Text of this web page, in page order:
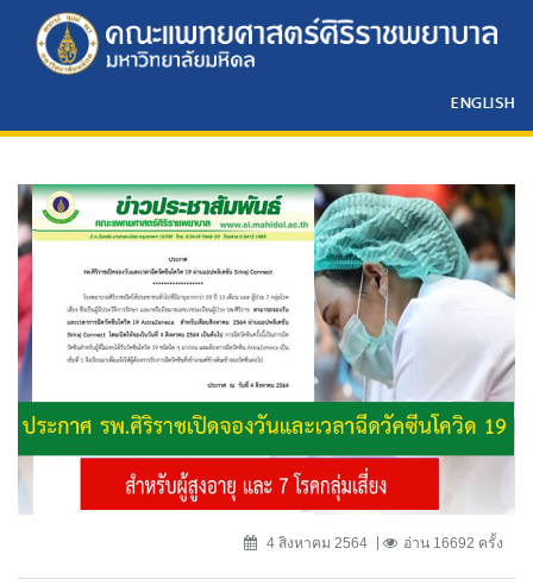
ENGLISH
4 สิงหาคม 2564 อ่าน 16692 ครั้ง